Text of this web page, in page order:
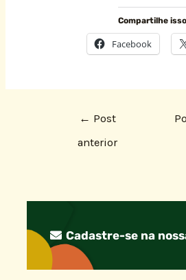
Compartilhe
Facebook
← Post
anterior
Cadastre-se na